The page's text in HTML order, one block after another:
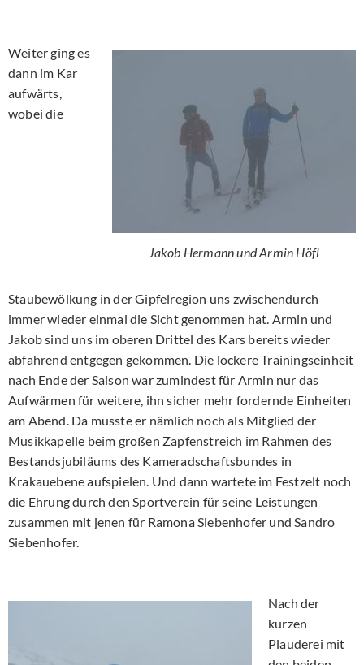
Jakob Hermann und Armin Höfl
Weiter ging es
dann im Kar
aufwärts,
wobei die
Staubewölkung in der Gipfelregion uns zwischendurch
immer wieder einmal die Sicht genommen hat. Armin und
Jakob sind uns im oberen Drittel des Kars bereits wieder
abfahrend entgegen gekommen. Die lockere Trainingseinheit
nach Ende der Saison war zumindest für Armin nur das
Aufwärmen für weitere, ihn sicher mehr fordernde Einheiten
am Abend. Da musste er nämlich noch als Mitglied der
Musikkapelle beim großen Zapfenstreich im Rahmen des
Bestandsjubiläums des Kameradschaftsbundes in
Krakauebene aufspielen. Und dann wartete im Festzelt noch
die Ehrung durch den Sportverein für seine Leistungen
zusammen mit jenen für Ramona Siebenhofer und Sandro
Siebenhofer.
Nach der
kurzen
Plauderei mit